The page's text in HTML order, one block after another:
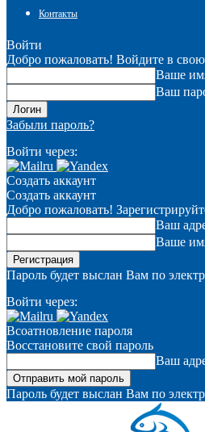
Контакты
Войти
Добро пожаловать! Войдите в
Ваше
Ваш
Забыли пароль?
Войти через:
Создать аккаунт
Создать аккаунт
Добро пожаловать!
Ваш
Ваше
Пароль будет выслан Вам по
Войти через:
Всоатновление пароля
Восстановите свой пароль
Ваш
Пароль будет выслан Вам по